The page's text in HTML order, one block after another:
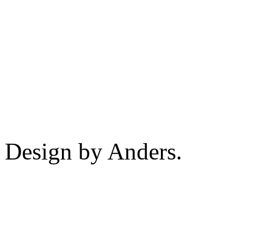
Design by Anders.